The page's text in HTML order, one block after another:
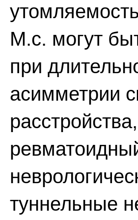
М.с. могут
при
асимметрии
туннельные